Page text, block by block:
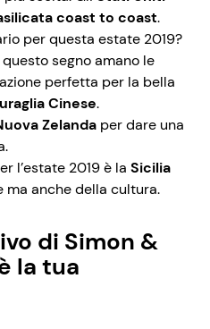
coast to coast.
per questa estate 2019?
segno amano le
perfetta per la bella
Cinese.
Zelanda per dare una
l’estate 2019 è la Sicilia
ma anche della cultura.
di Simon &
la tua